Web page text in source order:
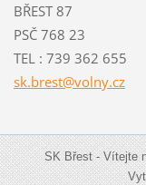
BŘEST 87
PSČ 768 23
TEL : 739 362 655
sk.brest@volny.cz
SK Břest - Vítejte